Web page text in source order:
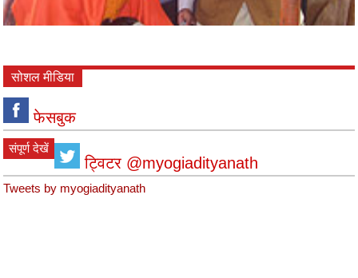
सोशल मीडिया
फेसबुक
संपूर्ण देखें
ट्विटर @myogiadityanath
Tweets by myogiadityanath